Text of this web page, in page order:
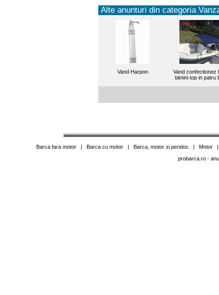
Alte anunturi din categoria
Vand Harpon
Vand confectionez
bimini top in patru
Barca fara motor| Barca cu motor| Barca, motor si peridoc | Motor
probarca.ro-